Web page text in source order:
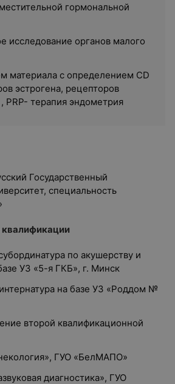
гормональной
исследование органов малого
материала с определением CD
эстрогена, рецепторов
PRP- терапия эндометрия
Государственный
специальность
по акушерству и
УЗ «5-я ГКБ», г. Минск
на базе УЗ «Роддом №
второй квалификационной
ГУО «БелМАПО»
диагностика», ГУО